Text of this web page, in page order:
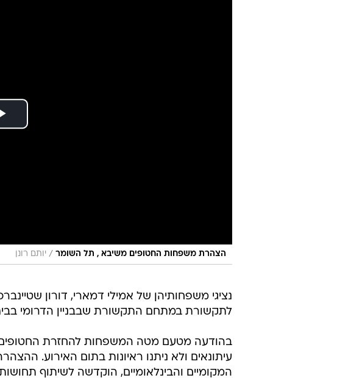
הצהרת משפחות החטופים משיבא , תל השומר / יותם רונן
נציגי משפחותיהן של אמילי דמארי, דורון
לתקשורת במתחם התקשורת שבבניין הדרומי
בהודעה מטעם מטה המשפחות להחזרת
עיתונאים ולא ניתנו ראיונות בתום האירוע.
המקומיים והבינלאומיים, הוקדשה לשיתוף